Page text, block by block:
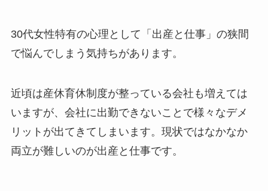
30代女性特有の心理として「出産と仕事」の狭間
で悩んでしまう気持ちがあります。
近頃は産休育休制度が整っている会社も増えては
いますが、会社に出勤できないことで様々なデメ
リットが出てきてしまいます。現状ではなかなか
両立が難しいのが出産と仕事です。